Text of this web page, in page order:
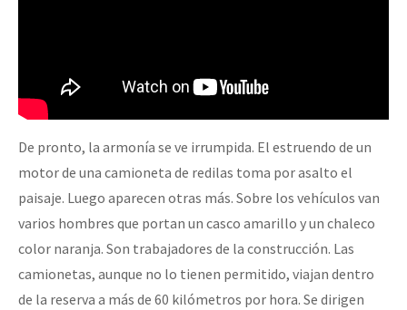
Otras secciones
Semillero Guerra contra la Humanidad. (Las poblaciones y
la naturaleza bajo asedio)
Libros para descargar
Medios Libres
COVID-19
Eventos
De pronto, la armonía se ve irrumpida. El estruendo de un
motor de una camioneta de redilas toma por asalto el
paisaje. Luego aparecen otras más. Sobre los vehículos van
varios hombres que portan un casco amarillo y un chaleco
color naranja. Son trabajadores de la construcción. Las
camionetas, aunque no lo tienen permitido, viajan dentro
de la reserva a más de 60 kilómetros por hora. Se dirigen